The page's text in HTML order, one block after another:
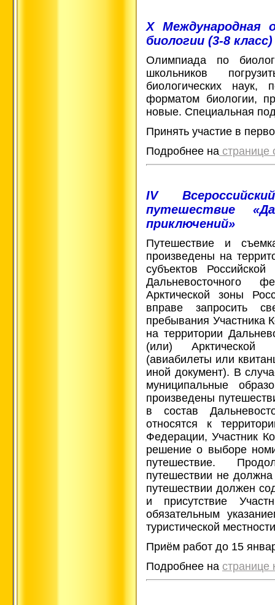
X Международная
биологии (3-8 класс)
Олимпиада по
школьников
биологических наук,
форматом биологии,
новые. Специальная
Принять участие в
Подробнее на
IV
путешествие
приключений»
Путешествие и
произведены на
субъектов
Дальневосточного
Арктической зоны
вправе запросить
пребывания Участника
на территории
(или) Арктической
(авиабилеты или
иной документ). В
муниципальные
произведены
в состав
относятся к
Федерации, Участник
решение о выборе
путешествие.
путешествии не
путешествии должен
и присутствие
обязательным
туристической
Приём работ до 15
Подробнее на странице